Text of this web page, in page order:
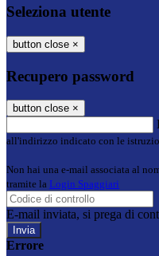
Seleziona utente
button close ×
Recupero password
button close ×
all'indirizzo indicato con le
Non hai una e-mail associata al
tramite la Login Spaggiari
E-mail inviata, si prega di
Errore